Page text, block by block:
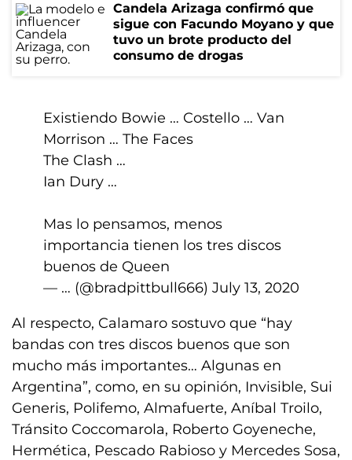
Candela Arizaga confirmó que
sigue con Facundo Moyano y que
tuvo un brote producto del
consumo de drogas
Existiendo Bowie … Costello … Van
Morrison … The Faces
The Clash …
Ian Dury …
Mas lo pensamos, menos
importancia tienen los tres discos
buenos de Queen
— … (@bradpittbull666) July 13, 2020
Al respecto, Calamaro sostuvo que “hay
bandas con tres discos buenos que son
mucho más importantes… Algunas en
Argentina”, como, en su opinión, Invisible, Sui
Generis, Polifemo, Almafuerte, Aníbal Troilo,
Tránsito Coccomarola, Roberto Goyeneche,
Hermética, Pescado Rabioso y Mercedes Sosa,